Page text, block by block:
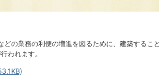
の業務の利便の増進を図るために、建築するこ
われます。